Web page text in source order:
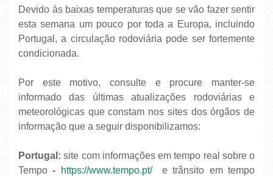
Devido às baixas temperaturas que se vão fazer sentir
esta semana um pouco por toda a Europa, incluindo
Portugal, a circulação rodoviária pode ser fortemente
condicionada.
Por este motivo, consulte e procure manter-se
informado das últimas atualizações rodoviárias e
meteorológicas que constam nos sites dos órgãos de
informação que a seguir disponibilizamos:
Portugal:site com informações em tempo real sobre o
Tempo- https://www.tempo.pt/e trânsito em tempo